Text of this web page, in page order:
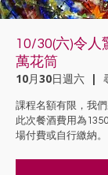
10/30(六)令人
萬花筒
10月30日週六
  |
課程名額有限，我
此次餐酒費用為
場付費或自行繳納。